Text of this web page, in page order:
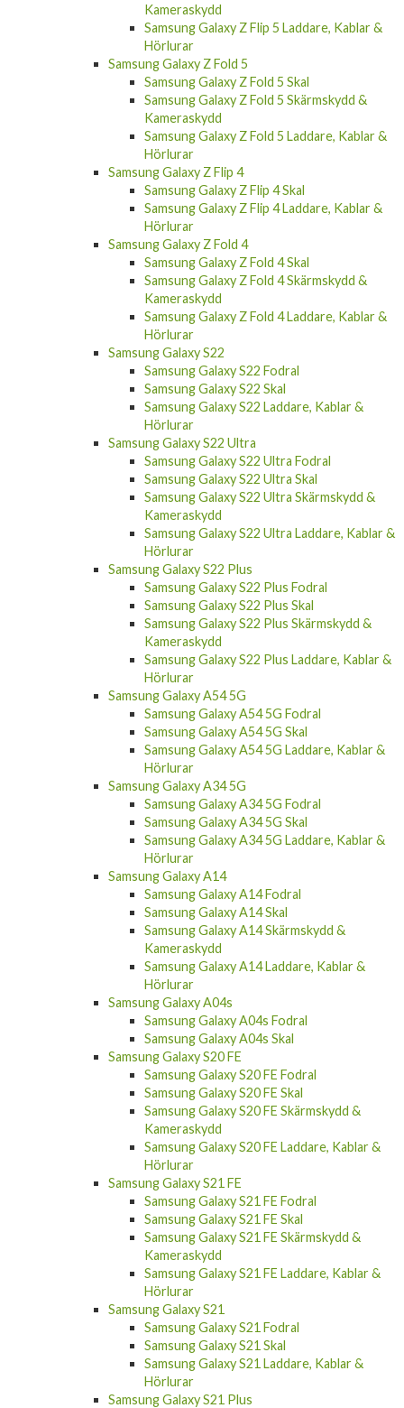
Samsung Galaxy Z Flip 5 Laddare, Kablar &
Hörlurar
Samsung Galaxy Z Fold 5
Samsung Galaxy Z Fold 5 Skal
Samsung Galaxy Z Fold 5 Skärmskydd &
Kameraskydd
Samsung Galaxy Z Fold 5 Laddare, Kablar &
Hörlurar
Samsung Galaxy Z Flip 4
Samsung Galaxy Z Flip 4 Skal
Samsung Galaxy Z Flip 4 Laddare, Kablar &
Hörlurar
Samsung Galaxy Z Fold 4
Samsung Galaxy Z Fold 4 Skal
Samsung Galaxy Z Fold 4 Skärmskydd &
Kameraskydd
Samsung Galaxy Z Fold 4 Laddare, Kablar &
Hörlurar
Samsung Galaxy S22
Samsung Galaxy S22 Fodral
Samsung Galaxy S22 Skal
Samsung Galaxy S22 Laddare, Kablar &
Hörlurar
Samsung Galaxy S22 Ultra
Samsung Galaxy S22 Ultra Fodral
Samsung Galaxy S22 Ultra Skal
Samsung Galaxy S22 Ultra Skärmskydd &
Kameraskydd
Samsung Galaxy S22 Ultra Laddare, Kablar &
Hörlurar
Samsung Galaxy S22 Plus
Samsung Galaxy S22 Plus Fodral
Samsung Galaxy S22 Plus Skal
Samsung Galaxy S22 Plus Skärmskydd &
Kameraskydd
Samsung Galaxy S22 Plus Laddare, Kablar &
Hörlurar
Samsung Galaxy A54 5G
Samsung Galaxy A54 5G Fodral
Samsung Galaxy A54 5G Skal
Samsung Galaxy A54 5G Laddare, Kablar &
Hörlurar
Samsung Galaxy A34 5G
Samsung Galaxy A34 5G Fodral
Samsung Galaxy A34 5G Skal
Samsung Galaxy A34 5G Laddare, Kablar &
Hörlurar
Samsung Galaxy A14
Samsung Galaxy A14 Fodral
Samsung Galaxy A14 Skal
Samsung Galaxy A14 Skärmskydd &
Kameraskydd
Samsung Galaxy A14 Laddare, Kablar &
Hörlurar
Samsung Galaxy A04s
Samsung Galaxy A04s Fodral
Samsung Galaxy A04s Skal
Samsung Galaxy S20 FE
Samsung Galaxy S20 FE Fodral
Samsung Galaxy S20 FE Skal
Samsung Galaxy S20 FE Skärmskydd &
Kameraskydd
Samsung Galaxy S20 FE Laddare, Kablar &
Hörlurar
Samsung Galaxy S21 FE
Samsung Galaxy S21 FE Fodral
Samsung Galaxy S21 FE Skal
Samsung Galaxy S21 FE Skärmskydd &
Kameraskydd
Samsung Galaxy S21 FE Laddare, Kablar &
Hörlurar
Samsung Galaxy S21
Samsung Galaxy S21 Fodral
Samsung Galaxy S21 Skal
Samsung Galaxy S21 Laddare, Kablar &
Hörlurar
Samsung Galaxy S21 Plus
Samsung Galaxy S21 Plus Fodral